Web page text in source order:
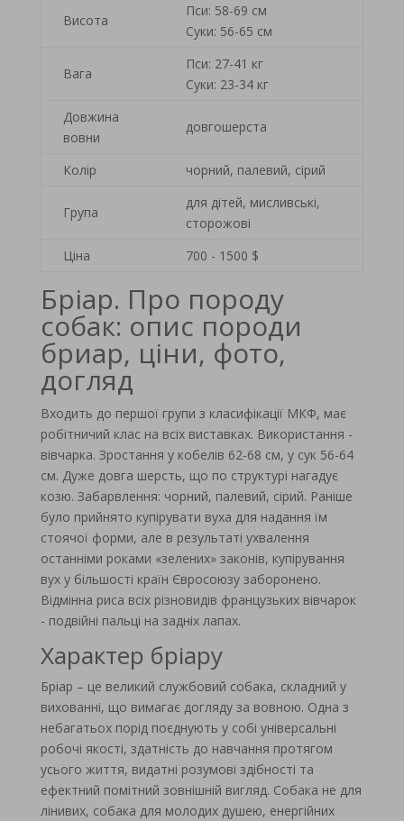
Висота
Пси: 58-69 см
Суки: 56-65 см
Вага
Пси: 27-41 кг
Суки: 23-34 кг
Довжина
вовни
довгошерста
Колір чорний, палевий, сірий
Група
для дітей, мисливські,
сторожові
Ціна
700 - 1500 $
Бріар. Про породу
собак: опис породи
бриар, ціни, фото,
догляд
Входить до першої групи з класифікації МКФ, має
робітничий клас на всіх виставках. Використання -
вівчарка. Зростання у кобелів 62-68 см, у сук 56-64
см. Дуже довга шерсть, що по структурі нагадує
козю. Забарвлення: чорний, палевий, сірий. Раніше
було прийнято купірувати вуха для надання їм
стоячої форми, але в результаті ухвалення
останніми роками «зелених» законів, купірування
вух у більшості країн Євросоюзу заборонено.
Відмінна риса всіх різновидів французьких вівчарок
- подвійні пальці на задніх лапах.
Характер бріару
Бріар – це великий службовий собака, складний у
вихованні, що вимагає догляду за вовною. Одна з
небагатьох порід поєднують у собі універсальні
робочі якості, здатність до навчання протягом
усього життя, видатні розумові здібності та
ефектний помітний зовнішній вигляд. Собака не для
лінивих, собака для молодих душею, енергійних